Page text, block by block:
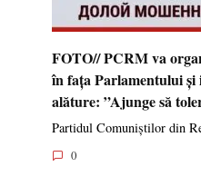
Parlamentul a aprobat
privind ajutorul de
Parlamentul a votat în
0